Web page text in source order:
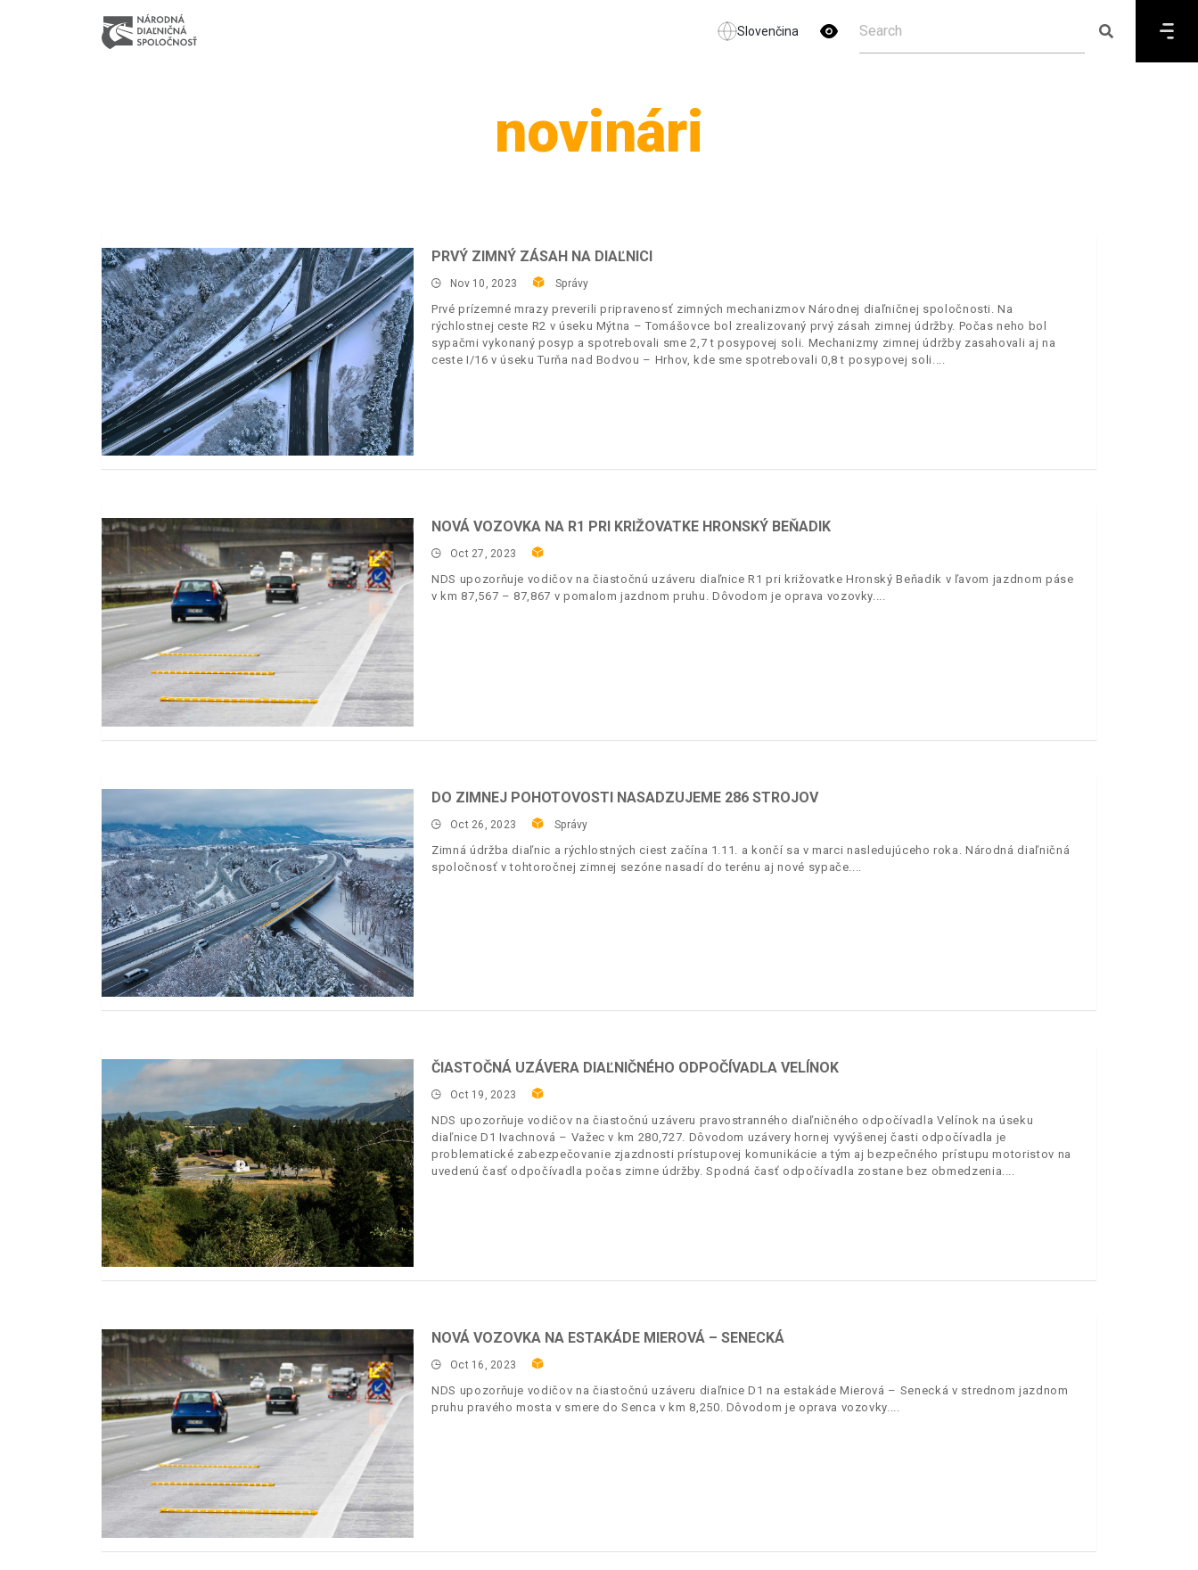
Slovenčina
novinári
PRVÝ ZIMNÝ ZÁSAH NA DIAĽNICI
Nov 10, 2023 Správy
Prvé prízemné mrazy preverili pripravenosť zimných mechanizmov Národnej diaľničnej spoločnosti. Na
rýchlostnej ceste R2 v úseku Mýtna – Tomášovce bol zrealizovaný prvý zásah zimnej údržby. Počas neho bol
sypačmi vykonaný posyp a spotrebovali sme 2,7 t posypovej soli. Mechanizmy zimnej údržby zasahovali aj na
ceste I/16 v úseku Turňa nad Bodvou – Hrhov, kde sme spotrebovali 0,8 t posypovej soli.
NOVÁ VOZOVKA NA R1 PRI KRIŽOVATKE HRONSKÝ BEŇADIK
Oct 27, 2023
NDS upozorňuje vodičov na čiastočnú uzáveru diaľnice R1 pri križovatke Hronský Beňadik v ľavom jazdnom páse
v km 87,567 – 87,867 v pomalom jazdnom pruhu. Dôvodom je oprava vozovky.
DO ZIMNEJ POHOTOVOSTI NASADZUJEME 286 STROJOV
Oct 26, 2023 Správy
Zimná údržba diaľnic a rýchlostných ciest začína 1.11. a končí sa v marci nasledujúceho roka. Národná diaľničná
spoločnosť v tohtoročnej zimnej sezóne nasadí do terénu aj nové sypače.
ČIASTOČNÁ UZÁVERA DIAĽNIČNÉHO ODPOČÍVADLA VELÍNOK
Oct 19, 2023
NDS upozorňuje vodičov na čiastočnú uzáveru pravostranného diaľničného odpočívadla Velínok na úseku
diaľnice D1 Ivachnová – Važec v km 280,727. Dôvodom uzávery hornej vyvýšenej časti odpočívadla je
problematické zabezpečovanie zjazdnosti prístupovej komunikácie a tým aj bezpečného prístupu motoristov na
uvedenú časť odpočívadla počas zimne údržby. Spodná časť odpočívadla zostane bez obmedzenia.
NOVÁ VOZOVKA NA ESTAKÁDE MIEROVÁ – SENECKÁ
Oct 16, 2023
NDS upozorňuje vodičov na čiastočnú uzáveru diaľnice D1 na estakáde Mierová – Senecká v strednom jazdnom
pruhu pravého mosta v smere do Senca v km 8,250. Dôvodom je oprava vozovky.